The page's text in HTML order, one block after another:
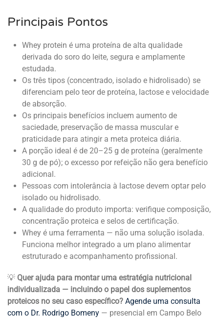
Principais Pontos
Whey protein é uma proteína de alta qualidade
derivada do soro do leite, segura e amplamente
estudada.
Os três tipos (concentrado, isolado e hidrolisado) se
diferenciam pelo teor de proteína, lactose e velocidade
de absorção.
Os principais benefícios incluem aumento de
saciedade, preservação de massa muscular e
praticidade para atingir a meta proteica diária.
A porção ideal é de 20–25 g de proteína (geralmente
30 g de pó); o excesso por refeição não gera benefício
adicional.
Pessoas com intolerância à lactose devem optar pelo
isolado ou hidrolisado.
A qualidade do produto importa: verifique composição,
concentração proteica e selos de certificação.
Whey é uma ferramenta — não uma solução isolada.
Funciona melhor integrado a um plano alimentar
estruturado e acompanhamento profissional.
💡 Quer ajuda para montar uma estratégia nutricional
individualizada — incluindo o papel dos suplementos
proteicos no seu caso específico? Agende uma consulta
com o Dr. Rodrigo Bomeny — presencial em Campo Belo